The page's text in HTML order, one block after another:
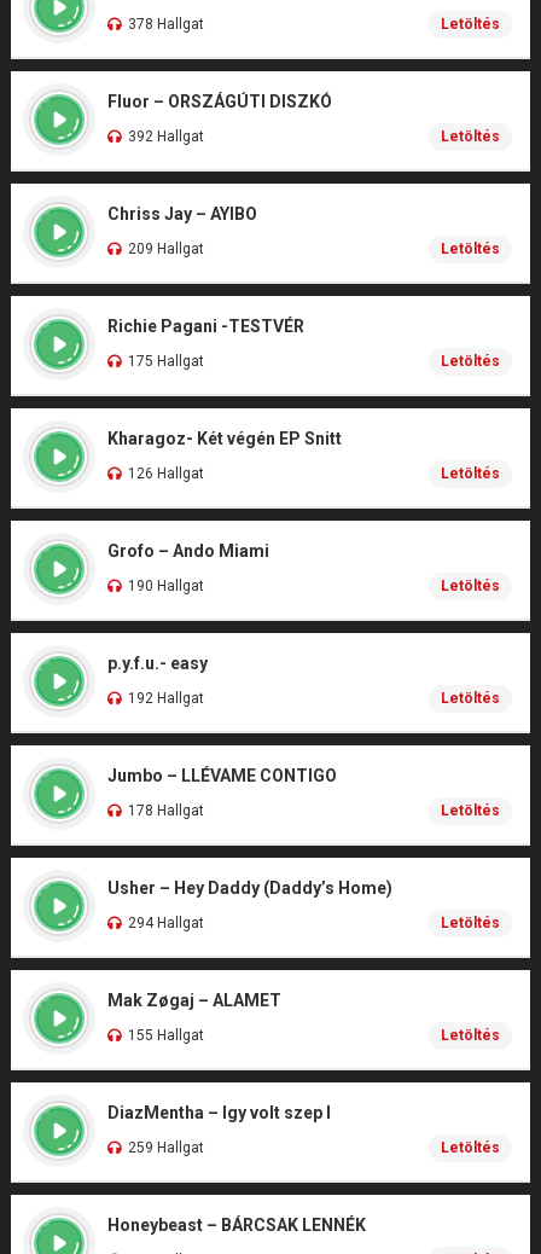
378 Hallgat Letöltés
Fluor – ORSZÁGÚTI DISZKÓ
392 Hallgat Letöltés
Chriss Jay – AYIBO
209 Hallgat Letöltés
Richie Pagani -TESTVÉR
175 Hallgat Letöltés
Kharagoz- Két végén EP Snitt
126 Hallgat Letöltés
Grofo – Ando Miami
190 Hallgat Letöltés
p.y.f.u.- easy
192 Hallgat Letöltés
Jumbo – LLÉVAME CONTIGO
178 Hallgat Letöltés
Usher – Hey Daddy (Daddy’s Home)
294 Hallgat Letöltés
Mak Zøgaj – ALAMET
155 Hallgat Letöltés
DiazMentha – Igy volt szep I
259 Hallgat Letöltés
Honeybeast – BÁRCSAK LENNÉK